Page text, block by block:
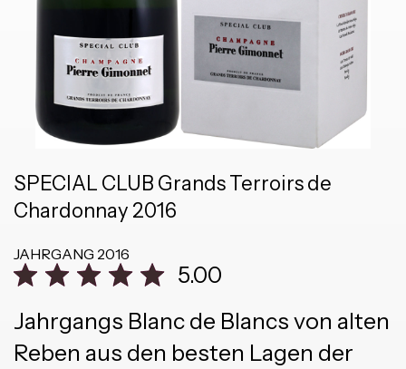
SPECIAL CLUB Grands Terroirs de
Chardonnay 2016
JAHRGANG 2016
5.00
Jahrgangs Blanc de Blancs von alten
Reben aus den besten Lagen der